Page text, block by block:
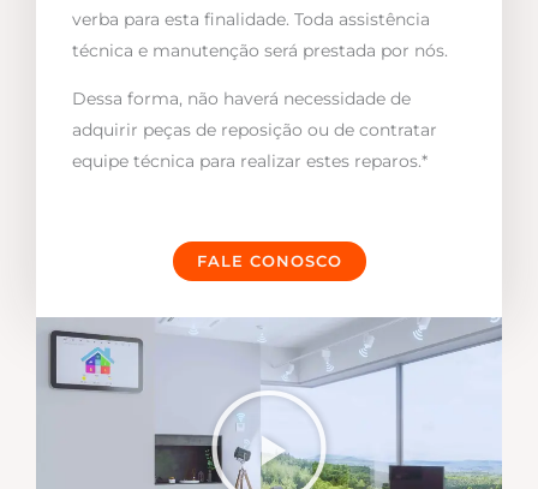
verba para esta finalidade. Toda assistência
técnica e manutenção será prestada por nós.
Dessa forma, não haverá necessidade de
adquirir peças de reposição ou de contratar
equipe técnica para realizar estes reparos.*
FALE CONOSCO